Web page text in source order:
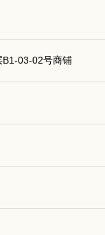
B1-03-02号商铺